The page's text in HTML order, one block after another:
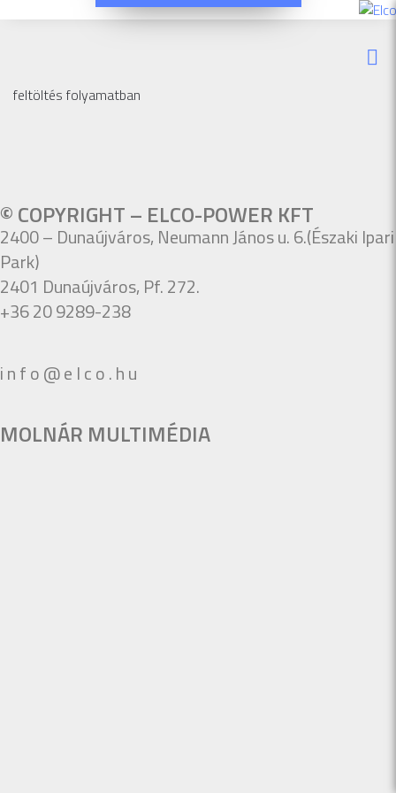
feltöltés folyamatban
© COPYRIGHT – ELCO-POWER KFT
2400 – Dunaújváros, Neumann János u. 6.(Északi Ipari
Park)
2401 Dunaújváros, Pf. 272.
+36 20 9289-238
i n f o @ e l c o . h u
MOLNÁR MULTIMÉDIA